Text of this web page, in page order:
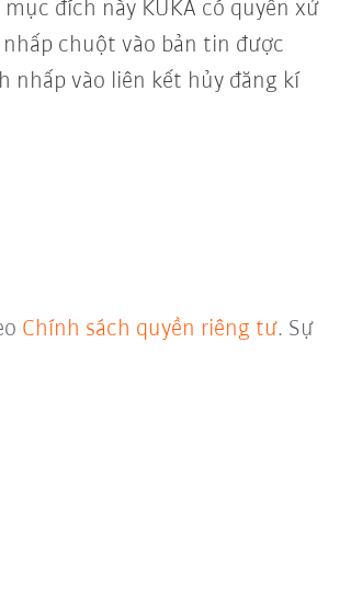
đích này KUKA có quyền xử
chuột vào bản tin được
nhấp vào liên kết hủy đăng kí
Chính sách quyền riêng tư. Sự